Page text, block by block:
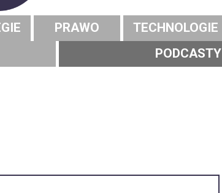
PRAWO TECHNOLOGIE
PODCASTY